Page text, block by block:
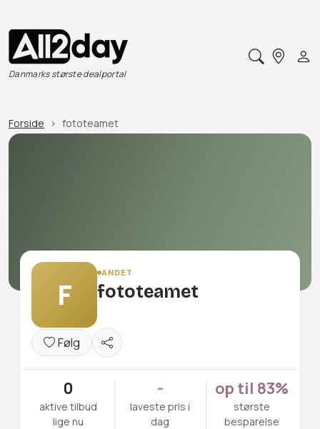
Danmarks største dealportal
Forside fototeamet
F
ANDET
fototeamet
Følg
0
aktive tilbud
lige nu
-
laveste pris i
dag
op til 83%
største
besparelse